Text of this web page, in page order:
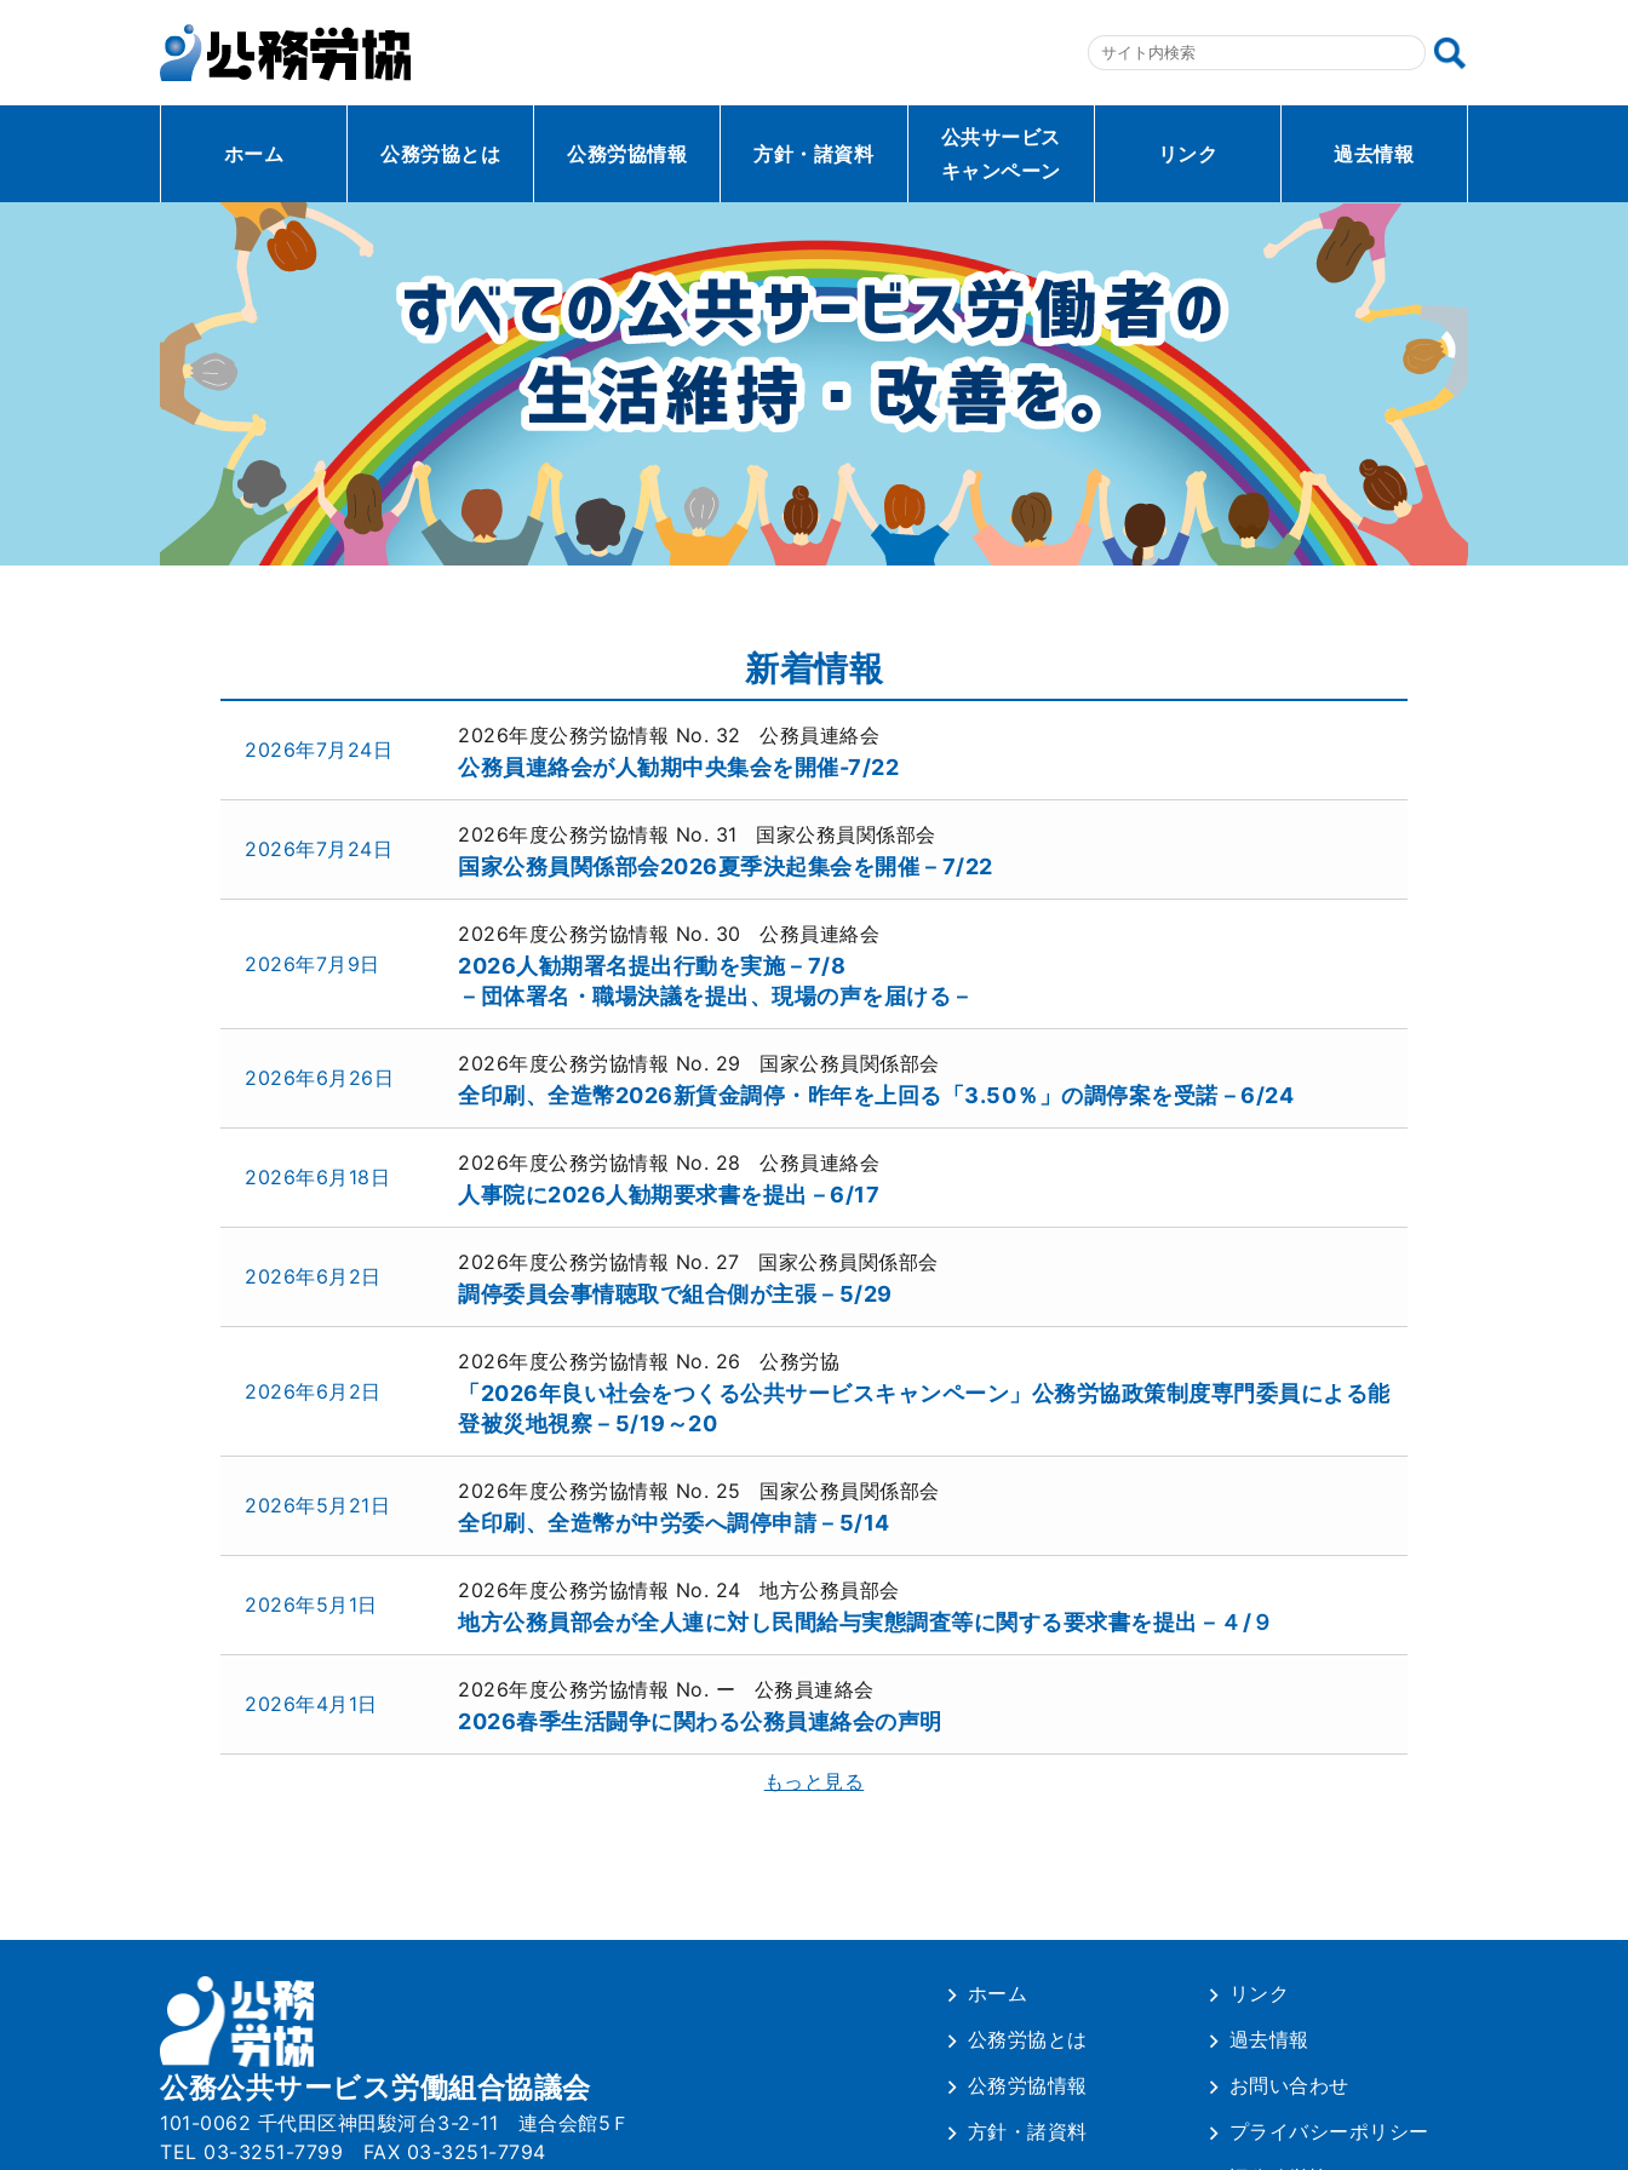
ホーム 公務労協とは 公務労協情報 方針・諸資料
公共サービス
キャンペーン
リンク 過去情報
新着情報
2026年7月24日
2026年度公務労協情報 No. 32 公務員連絡会
公務員連絡会が人勧期中央集会を開催-7/22
2026年7月24日
2026年度公務労協情報 No. 31 国家公務員関係部会
国家公務員関係部会2026夏季決起集会を開催－7/22
2026年7月9日
2026年度公務労協情報 No. 30 公務員連絡会
2026人勧期署名提出行動を実施－7/8
－団体署名・職場決議を提出、現場の声を届ける－
2026年6月26日
2026年度公務労協情報 No. 29 国家公務員関係部会
全印刷、全造幣2026新賃金調停・昨年を上回る「3.50％」の調停案を受諾－6/24
2026年6月18日
2026年度公務労協情報 No. 28 公務員連絡会
人事院に2026人勧期要求書を提出－6/17
2026年6月2日
2026年度公務労協情報 No. 27 国家公務員関係部会
調停委員会事情聴取で組合側が主張－5/29
2026年6月2日
2026年度公務労協情報 No. 26 公務労協
「2026年良い社会をつくる公共サービスキャンペーン」公務労協政策制度専門委員による能
登被災地視察－5/19～20
2026年5月21日
2026年度公務労協情報 No. 25 国家公務員関係部会
全印刷、全造幣が中労委へ調停申請－5/14
2026年5月1日
2026年度公務労協情報 No. 24 地方公務員部会
地方公務員部会が全人連に対し民間給与実態調査等に関する要求書を提出－４/９
2026年4月1日
2026年度公務労協情報 No. ー 公務員連絡会
2026春季生活闘争に関わる公務員連絡会の声明
もっと見る
公務公共サービス労働組合協議会
101-0062 千代田区神田駿河台3-2-11 連合会館5Ｆ
TEL 03-3251-7799 FAX 03-3251-7794
ホーム
公務労協とは
公務労協情報
方針・諸資料
リンク
過去情報
お問い合わせ
プライバシーポリシー